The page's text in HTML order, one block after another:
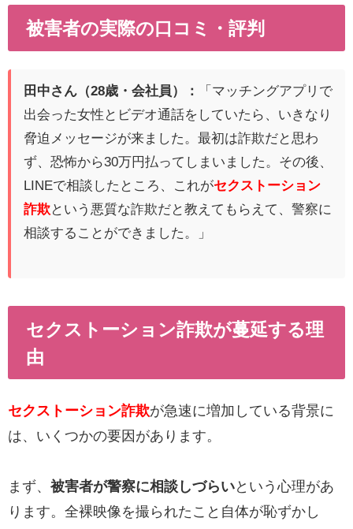
被害者の実際の口コミ・評判
田中さん（28歳・会社員）：
「マッチングアプリで
出会った女性とビデオ通話をしていたら、いきなり
脅迫メッセージが来ました。最初は詐欺だと思わ
ず、恐怖から30万円払ってしまいました。その後、
LINEで相談したところ、これがセクストーション
詐欺という悪質な詐欺だと教えてもらえて、警察に
相談することができました。」
セクストーション詐欺が蔓延する理
由
セクストーション詐欺が急速に増加している背景に
は、いくつかの要因があります。
まず、 被害者が警察に相談しづらいという心理があ
ります。全裸映像を撮られたこと自体が恥ずかし